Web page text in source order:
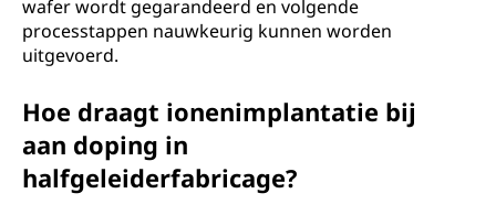
wafer wordt gegarandeerd en volgende
processtappen nauwkeurig kunnen worden
uitgevoerd.
Hoe draagt ionenimplantatie bij
aan doping in
halfgeleiderfabricage?